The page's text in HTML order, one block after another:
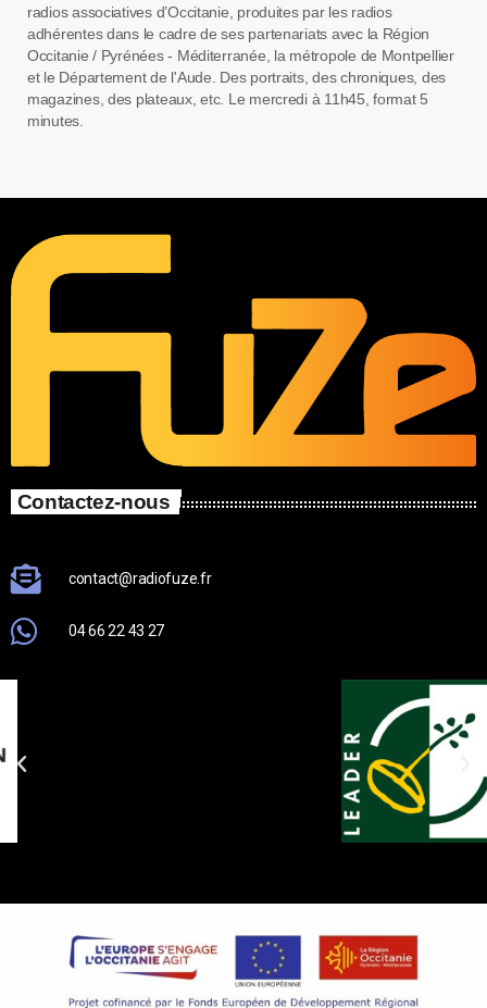
radios associatives d’Occitanie, produites par les radios
adhérentes dans le cadre de ses partenariats avec la Région
Occitanie / Pyrénées - Méditerranée, la métropole de Montpellier
et le Département de l'Aude. Des portraits, des chroniques, des
magazines, des plateaux, etc. Le mercredi à 11h45, format 5
minutes.
Contactez-nous
contact@radiofuze.fr
04 66 22 43 27